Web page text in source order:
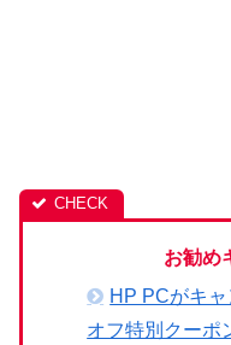
お勧め
HP PCがキ
オフ特別クーポ